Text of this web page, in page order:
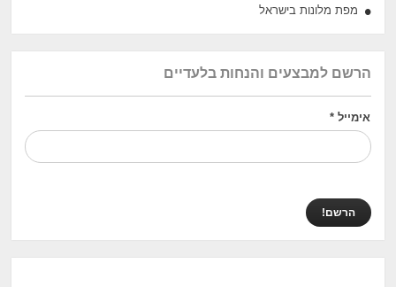
הרשם למבצעים והנחות בלעדיים
אימייל*
מפת מלונות בישראל